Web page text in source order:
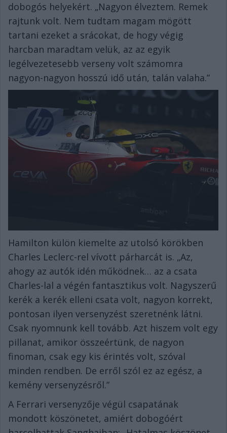
dobogós helyekért. „Nagyon élveztem. Remek
rajtunk volt. Nem tudtam magam mögött
tartani ezeket a srácokat, de hogy végig
harcban maradtam velük, az az egyik
legélvezetesebb verseny volt számomra
nagyon-nagyon hosszú idő után, talán valaha.”
Hamilton külön kiemelte az utolsó körökben
Charles Leclerc-rel vívott párharcát is. „Az,
ahogy az autók idén működnek… az a csata
Charles-lal a végén fantasztikus volt. Nagyszerű
kerék a kerék elleni csata volt, nagyon korrekt,
pontosan ilyen versenyzést szeretnénk látni.
Csak nyomnunk kell tovább. Azt hiszem volt egy
pillanat, amikor összeértünk, de nagyon
finoman, csak egy kis érintés volt, szóval
minden rendben. De erről szól ez az egész, a
kemény versenyzésről.”
A Ferrari versenyzője végül csapatának
mondott köszönetet, amiért dobogóért